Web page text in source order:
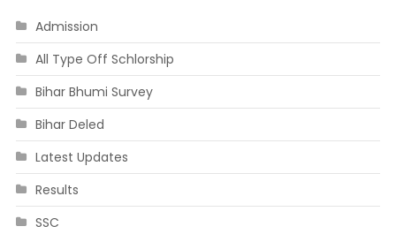
Admission
All Type Off Schlorship
Bihar Bhumi Survey
Bihar Deled
Latest Updates
Results
SSC